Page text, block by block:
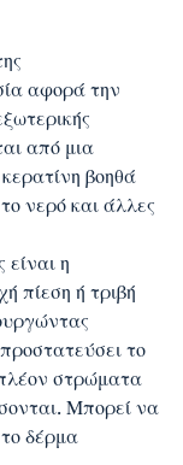
αφορά την
από μια
βοηθά
νερό και άλλες
είναι η
πίεση ή τριβή
το
στρώματα
Μπορεί να
δέρμα